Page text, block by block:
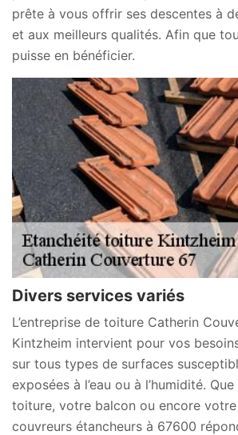
prête à vous offrir ses descentes à
et aux meilleurs qualités. Afin que
puisse en bénéficier.
Divers services variés
L’entreprise de toiture Catherin
Kintzheim intervient pour vos
sur tous types de surfaces
exposées à l’eau ou à l’humidité.
toiture, votre balcon ou encore
couvreurs étancheurs à 67600